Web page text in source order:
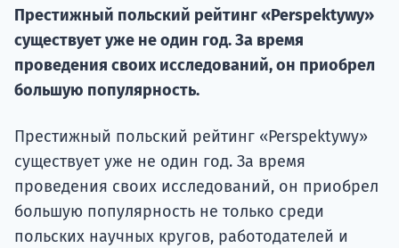
Престижный польский рейтинг «Perspektywy»
существует уже не один год. За время
проведения своих исследований, он приобрел
большую популярность.
Престижный польский рейтинг «Perspektywy»
существует уже не один год. За время
проведения своих исследований, он приобрел
большую популярность не только среди
польских научных кругов, работодателей и